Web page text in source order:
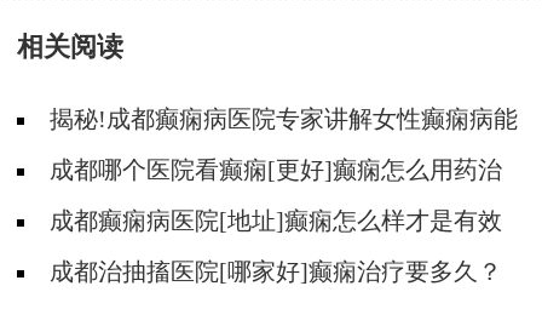
相关阅读
揭秘!成都癫痫病医院专家讲解女性癫痫病能
生育吗?
成都哪个医院看癫痫[更好]癫痫怎么用药治
疗?成都癫痫病医院[地址]癫痫怎么样才是有效
治疗?成都治抽搐医院[哪家好]癫痫治疗要多久？